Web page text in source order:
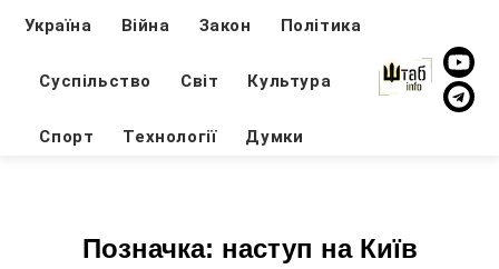
Україна Війна Закон Політика
Суспільство Світ Культура
Спорт Технології Думки
Позначка: наступ на Київ